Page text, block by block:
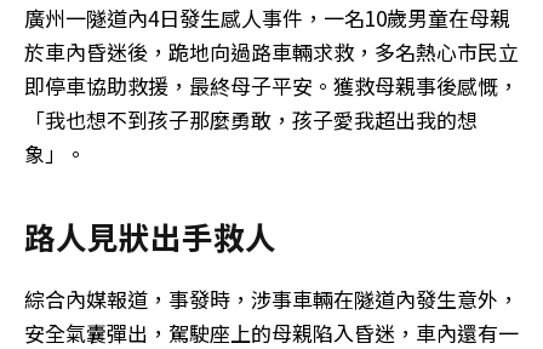
廣州一隧道內4日發生感人事件，一名10歲男童在母親
於車內昏迷後，跪地向過路車輛求救，多名熱心市民立
即停車協助救援，最終母子平安。獲救母親事後感慨，
「我也想不到孩子那麼勇敢，孩子愛我超出我的想
象」。
路人見狀出手救人
綜合內媒報道，事發時，涉事車輛在隧道內發生意外，
安全氣囊彈出，駕駛座上的母親陷入昏迷，車內還有一